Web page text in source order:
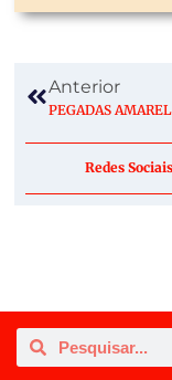
Anterior
Redes